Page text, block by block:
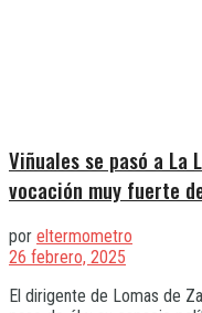
Viñuales se pasó a La
vocación muy fuerte
por eltermometro
26 febrero, 2025
El dirigente de Lomas de